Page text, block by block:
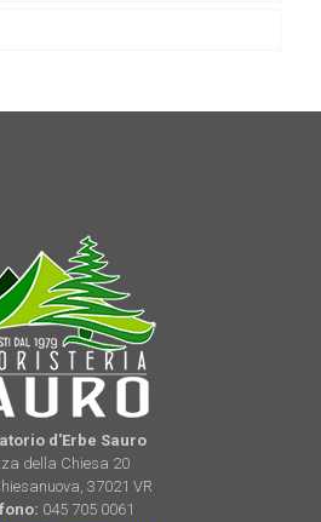
d'Erbe Sauro
della Chiesa 20
37021 VR
045 705 0061